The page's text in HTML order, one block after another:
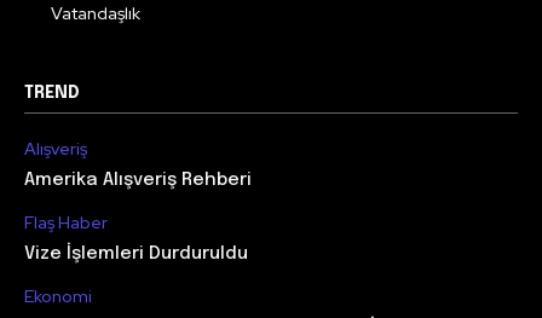
Vatandaşlık
TREND
Alışveriş
Amerika Alışveriş Rehberi
Flaş Haber
Vize İşlemleri Durduruldu
Ekonomi